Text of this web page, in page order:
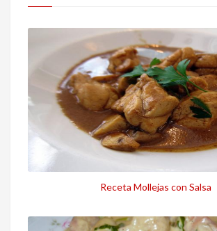
Receta Mollejas con Salsa